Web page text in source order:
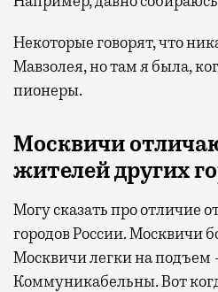
Некоторые говорят, что
Мавзолея, но там я была,
пионеры.
Москвичи
жителей других
Могу сказать про отличие
городов России. Москвичи
Москвичи легки на подъем
Коммуникабельны. Вот